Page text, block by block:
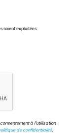
soient exploitées
à l'utilisation
de confidentialité.